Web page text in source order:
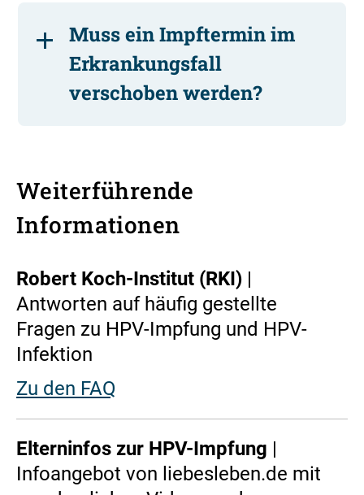
Muss ein Impftermin im
Erkrankungsfall
verschoben werden?
Weiterführende
Informationen
Robert Koch-Institut (RKI) |
Antworten auf häufig gestellte
Fragen zu HPV-Impfung und HPV-
Infektion
Zu den FAQ
Elterninfos zur HPV-Impfung |
Infoangebot von liebesleben.de mit